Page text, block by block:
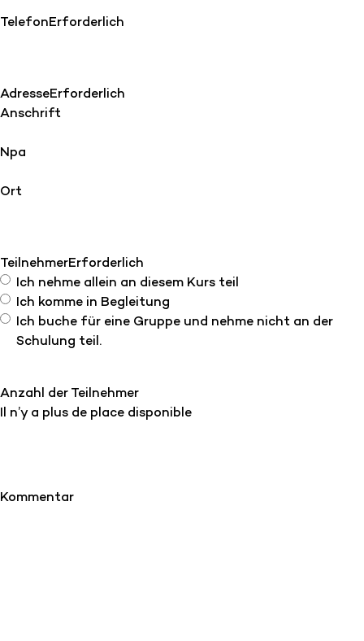
TelefonErforderlich
AdresseErforderlich
Anschrift
Npa
Ort
TeilnehmerErforderlich
Ich nehme allein an diesem Kurs teil
Ich komme in Begleitung
Ich buche für eine Gruppe und nehme nicht an der
Schulung teil.
Anzahl der Teilnehmer
Il n’y a plus de place disponible
Kommentar